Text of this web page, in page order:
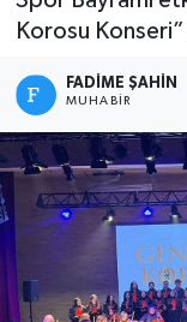
Korosu
FADIME ŞAHIN
MUHABIR